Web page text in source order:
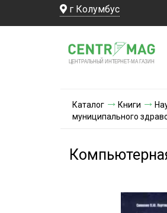
г Колумбус
ЦЕНТРАЛЬНЫЙ ИНТЕРНЕТ-МА ГАЗИН
Каталог Книги
муниципального